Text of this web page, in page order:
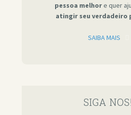
pessoa melhore quer
atingir seu verdadeiro
SAIBA MAIS
SIGA NOS!